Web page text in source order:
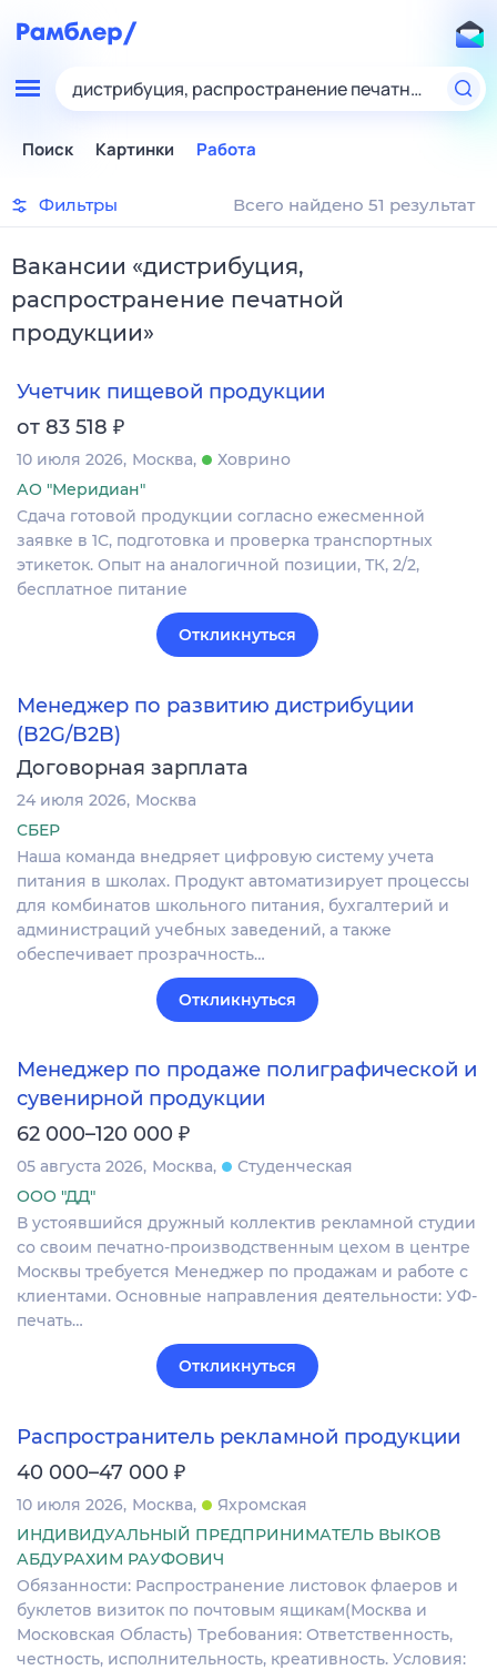
дистрибуция, распространение печатной
Поиск Картинки Работа
Фильтры Всего найдено 51 результат
Вакансии «дистрибуция,
распространение печатной
продукции»
Учетчик пищевой продукции
от 83 518 ₽
10 июля 2026 Москва
Ховрино
АО "Меридиан"
Сдача готовой продукции согласно ежесменной
заявке в 1С, подготовка и проверка транспортных
этикеток. Опыт на аналогичной позиции, ТК, 2/2,
бесплатное питание
Откликнуться
Менеджер по развитию дистрибуции
(B2G/B2B)
Договорная зарплата
24 июля 2026 Москва
СБЕР
Наша команда внедряет цифровую систему учета
питания в школах. Продукт автоматизирует процессы
для комбинатов школьного питания, бухгалтерий и
администраций учебных заведений, а также
обеспечивает прозрачность…
Откликнуться
Менеджер по продаже полиграфической и
сувенирной продукции
62 000–120 000 ₽
05 августа 2026 Москва
Студенческая
ООО "ДД"
В устоявшийся дружный коллектив рекламной студии
со своим печатно-производственным цехом в центре
Москвы требуется Менеджер по продажам и работе с
клиентами. Основные направления деятельности: УФ-
печать…
Откликнуться
Распространитель рекламной продукции
40 000–47 000 ₽
10 июля 2026 Москва
Яхромская
ИНДИВИДУАЛЬНЫЙ ПРЕДПРИНИМАТЕЛЬ ВЫКОВ
АБДУРАХИМ РАУФОВИЧ
Обязанности: Распространение листовок флаеров и
буклетов визиток по почтовым ящикам(Москва и
Московская Область) Требования: Ответственность,
честность, исполнительность, креативность. Условия: